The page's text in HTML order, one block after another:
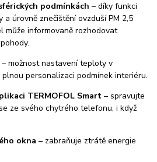
podmínkách – díky funkci
úrovně znečištění ovzduší PM 2,5
může informovaně rozhodovat
– možnost nastavení teploty v
plnou personalizaci podmínek interiéru.
TERMOFOL Smart – spravujte
ze svého chytrého telefonu, i když
okna – zabraňuje ztrátě energie